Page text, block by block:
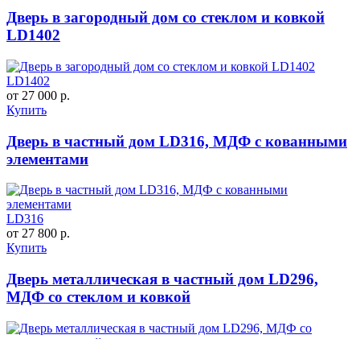
Дверь в загородный дом со стеклом и ковкой
LD1402
LD1402
от 27 000 р.
Купить
Дверь в частный дом LD316, МДФ с кованными
элементами
LD316
от 27 800 р.
Купить
Дверь металлическая в частный дом LD296,
МДФ со стеклом и ковкой